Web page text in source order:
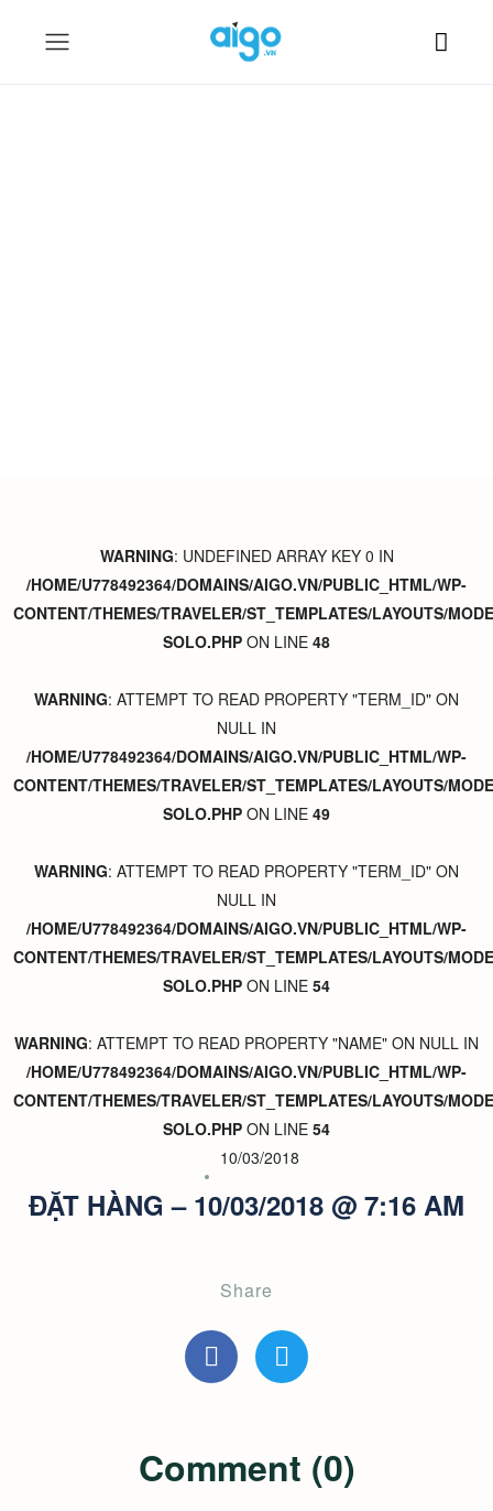
WARNING: UNDEFINED ARRAY KEY 0 IN
/HOME/U778492364/DOMAINS/AIGO.VN/PUBLIC_HTML/WP-
CONTENT/THEMES/TRAVELER/ST_TEMPLATES/LAYOUTS/
SOLO.PHP ON LINE 48
WARNING: ATTEMPT TO READ PROPERTY "TERM_ID" ON
NULL IN
/HOME/U778492364/DOMAINS/AIGO.VN/PUBLIC_HTML/WP-
CONTENT/THEMES/TRAVELER/ST_TEMPLATES/LAYOUTS/
SOLO.PHP ON LINE 49
WARNING: ATTEMPT TO READ PROPERTY "TERM_ID" ON
NULL IN
/HOME/U778492364/DOMAINS/AIGO.VN/PUBLIC_HTML/WP-
CONTENT/THEMES/TRAVELER/ST_TEMPLATES/LAYOUTS/
SOLO.PHP ON LINE 54
WARNING: ATTEMPT TO READ PROPERTY "NAME" ON NULL IN
/HOME/U778492364/DOMAINS/AIGO.VN/PUBLIC_HTML/WP-
CONTENT/THEMES/TRAVELER/ST_TEMPLATES/LAYOUTS/
SOLO.PHP ON LINE 54
10/03/2018
ĐẶT HÀNG – 10/03/2018 @ 7:16 AM
Share
Comment (0)